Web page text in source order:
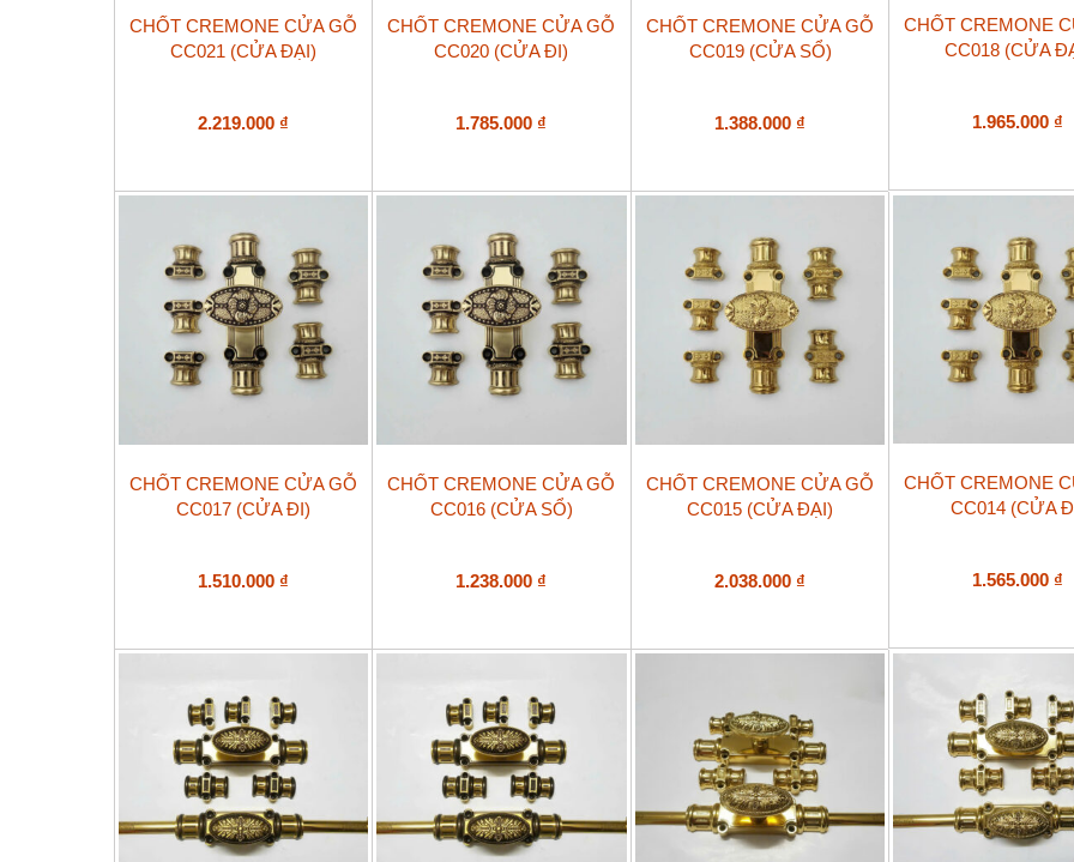
CHỐT CREMONE CỬA GỖ
CC021 (CỬA ĐẠI)
2.219.000 ₫
CHỐT CREMONE CỬA GỖ
CC020 (CỬA ĐI)
1.785.000 ₫
CHỐT CREMONE CỬA GỖ
CC019 (CỬA SỔ)
1.388.000 ₫
CHỐT CREMONE
CC018 (CỬA
1.965.000 ₫
CHỐT CREMONE CỬA GỖ
CC017 (CỬA ĐI)
1.510.000 ₫
CHỐT CREMONE CỬA GỖ
CC016 (CỬA SỔ)
1.238.000 ₫
CHỐT CREMONE CỬA GỖ
CC015 (CỬA ĐẠI)
2.038.000 ₫
CHỐT CREMONE
CC014 (CỬA
1.565.000 ₫